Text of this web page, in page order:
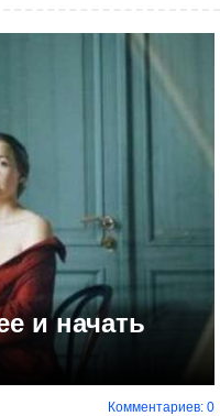
и начать
Комментариев: 0